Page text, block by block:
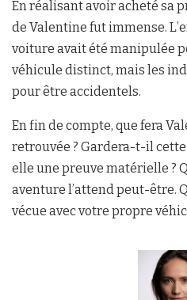
En réalisant avoir acheté sa
de Valentine fut immense.
voiture avait été manipulée
véhicule distinct, mais les
pour être accidentels.
En fin de compte, que fera
retrouvée ? Gardera-t-il
elle une preuve matérielle ?
aventure l’attend peut-être.
vécue avec votre propre